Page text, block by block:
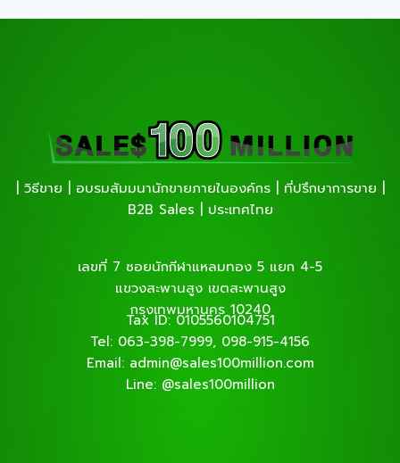
| วิธีขาย | อบรมสัมมนานักขายภายในองค์กร | ที่ปรึกษาการขาย |
B2B Sales | ประเทศไทย
เลขที่ 7 ซอยนักกีฬาแหลมทอง 5 แยก 4-5
แขวงสะพานสูง เขตสะพานสูง
กรุงเทพมหานคร 10240
Tax ID: 0105560104751
Tel: 063-398-7999, 098-915-4156
Email: admin@sales100million.com
Line: @sales100million